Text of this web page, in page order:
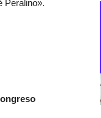
Peralino».